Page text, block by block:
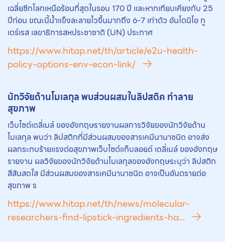
เฉลี่ยซีกโลกเหนือร้อนที่สุดในรอบ 170 ปี และหากเทียบเคียงกับ 25
ปีก่อน ขณะนี้น้ำแข็งละลายไวขึ้นมากถึง 6-7 เท่าตัว อันโตนิโอ กู
เตร์เรส เลขาธิการสหประชาชาติ (UN) ประกาศ
https://www.hitap.net/th/article/e2u-health-
policy-options-env-econ-link/
นักวิจัยด้านโมเลกุล พบส่วนผสมในลิปสติค ทำลาย
สุขภาพ
เว็บไซต์เดลี่เมล์ ของอังกฤษรายงานผลการวิจัยของนักวิจัยด้าน
โมเลกุล พบว่า ลิปสติกที่มีส่วนผสมของสารเคมีนานาชนิด อาจส่ง
ผลกระทบร้ายแรงต่อสุขภาพเว็บไซต์แท็บลอยด์ เดลี่เมล์ ของอังกฤษ
รายงาน ผลวิจัยของนักวิจัยด้านโมเลกุลของอังกฤษระบุว่า ลิปสติก
สีสันสดใส มีส่วนผสมของสารเคมีนานาชนิด อาจเป็นอันตรายต่อ
สุขภาพ ร
https://www.hitap.net/th/news/molecular-
researchers-find-lipstick-ingredients-ha...